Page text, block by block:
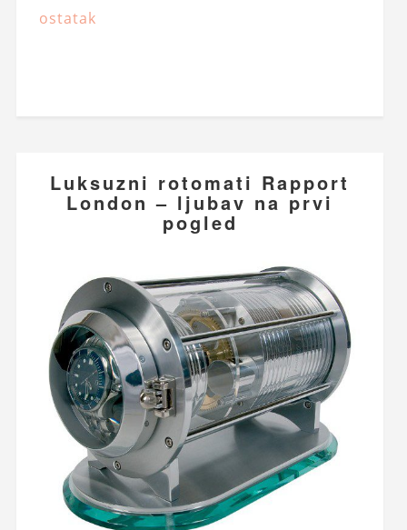
ostatak
Luksuzni rotomati Rapport
London – ljubav na prvi
pogled